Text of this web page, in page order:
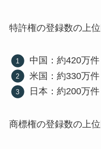
特許権の登録数の上
中国：約420万件
米国：約330万件
日本：約200万件
商標権の登録数の上